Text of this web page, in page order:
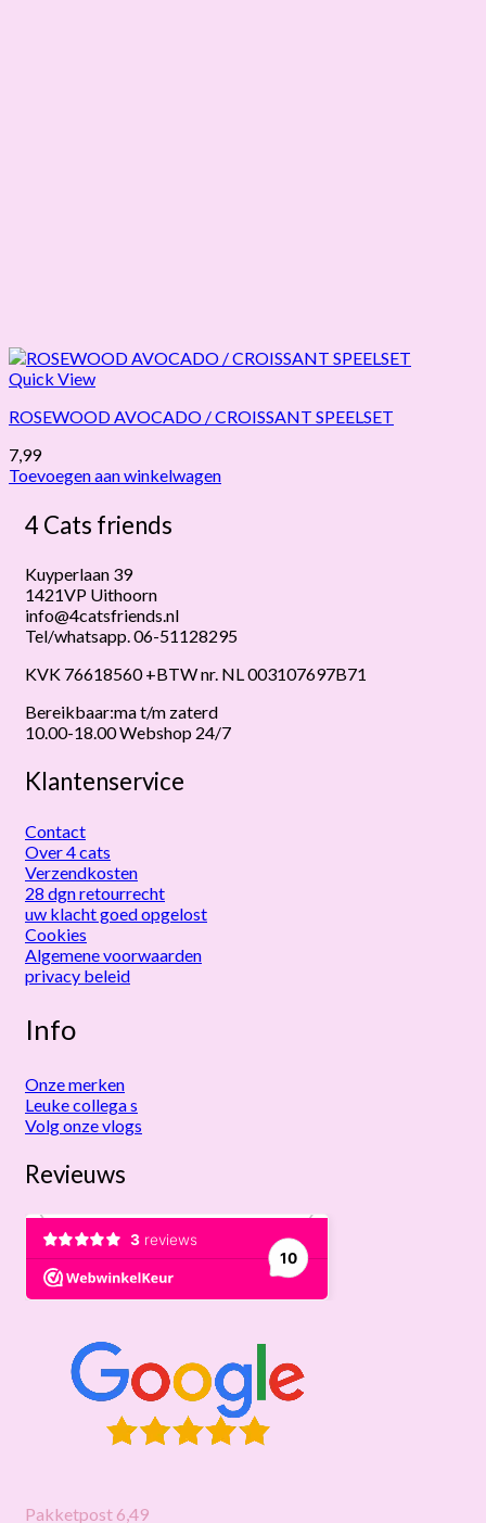
Quick View
ROSEWOOD AVOCADO / CROISSANT SPEELSET
7,99
Toevoegen aan winkelwagen
4 Cats friends
Kuyperlaan 39
1421VP Uithoorn
info@4catsfriends.nl
Tel/whatsapp. 06-51128295
KVK 76618560 +BTW nr. NL 003107697B71
Bereikbaar:ma t/m zaterd
10.00-18.00 Webshop 24/7
Klantenservice
Contact
Over 4 cats
Verzendkosten
28 dgn retourrecht
uw klacht goed opgelost
Cookies
Algemene voorwaarden
privacy beleid
Info
Onze merken
Leuke collega s
Volg onze vlogs
Revieuws
Pakketpost 6,49